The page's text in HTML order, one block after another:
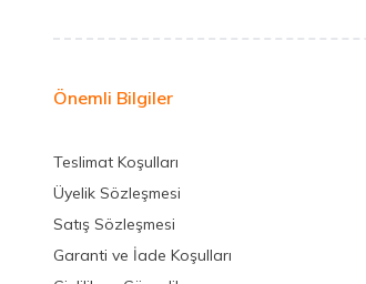
Önemli Bilgiler
Teslimat Koşulları
Üyelik Sözleşmesi
Satış Sözleşmesi
Garanti ve İade Koşulları